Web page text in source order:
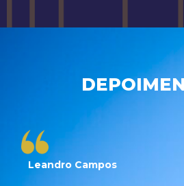
Leandro Campos